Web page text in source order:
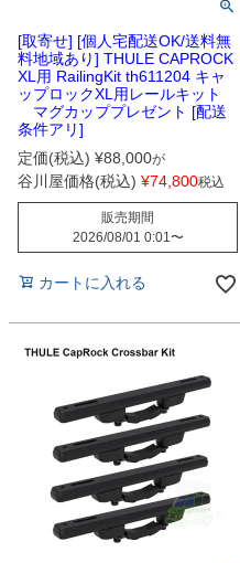
[取寄せ] [個人宅配送OK/送料無
料地域あり] THULE CAPROCK
XL用 RailingKit th611204 キャ
ップロックXL用レールキット
マグカッププレゼント [配送
条件アリ]
定価(税込) ¥88,000が
谷川屋価格(税込) ¥74,800税込
販売期間
2026/08/01 0:01〜
カートに入れる